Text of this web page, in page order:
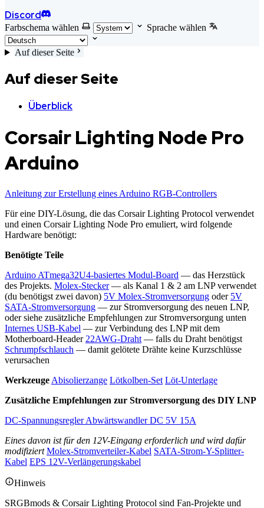
Discord
Farbschema wählen Sprache wählen
Auf dieser Seite
Auf dieser Seite
Überblick
Corsair Lighting Node Pro
Arduino
Anleitung zur Erstellung eines Arduino RGB-Controllers
Für eine DIY-Lösung, die das Corsair Lighting Protocol verwendet
und einen Corsair Lighting Node Pro emuliert, wird folgende
Hardware benötigt:
Benötigte Teile
Arduino ATmega32U4-basiertes Modul-Board — das Herzstück
des Projekts. Molex-Stecker— als Kanal 1 & 2 am LNP verwendet
(du benötigst zwei davon) 5V Molex-Stromversorgung oder 5V
SATA-Stromversorgung — zur Stromversorgung des neuen LNP,
oder siehe zusätzliche Empfehlungen zur Stromversorgung unten
Internes USB-Kabel — zur Verbindung des LNP mit dem
Motherboard-Header 22AWG-Draht — falls du Draht benötigst
Schrumpfschlauch — damit gelötete Drähte keine Kurzschlüsse
verursachen
Werkzeuge Abisolierzange Lötkolben-Set Löt-Unterlage
Zusätzliche Empfehlungen zur Stromversorgung des DIY LNP
DC-Spannungsregler Abwärtswandler DC 5V 15A
Eines davon ist für den 12V-Eingang erforderlich und wird dafür
modifiziert Molex-Stromverteiler-Kabel SATA-Strom-Y-Splitter-
Kabel EPS 12V-Verlängerungskabel
Hinweis
SRGBmods & Corsair Lighting Protocol sind Fan-Projekte und